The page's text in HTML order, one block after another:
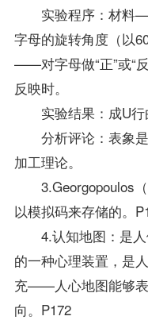
实验程序：材料
字母的旋转角度（以
——对字母做“正”或“
反映时。
实验结果：成U行
分析评论：表象是
加工理论。
3.Georgopoulos（
以模拟码来存储的。
4.认知地图：是人
的一种心理装置，是
充——人心地图能够
向。P172